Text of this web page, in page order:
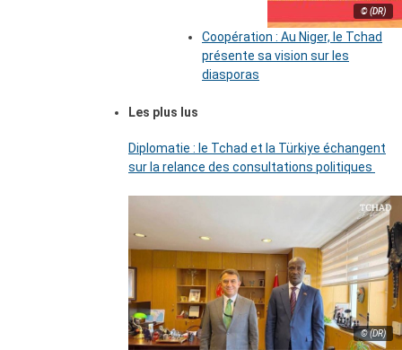
© (DR)
Coopération : Au Niger, le Tchad
présente sa vision sur les
diasporas
Les plus lus
Diplomatie : le Tchad et la Türkiye échangent
sur la relance des consultations politiques
© (DR)